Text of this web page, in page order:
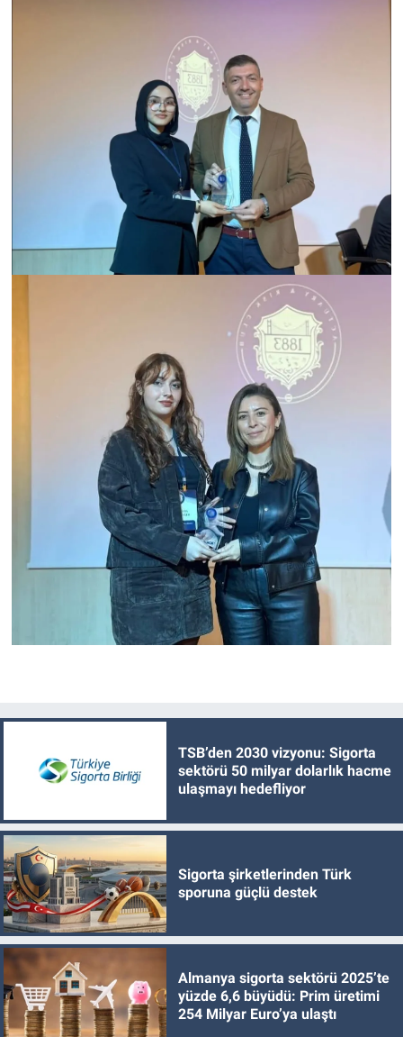
TSB’den 2030 vizyonu: Sigorta
sektörü 50 milyar dolarlık hacme
ulaşmayı hedefliyor
Sigorta şirketlerinden Türk
sporuna güçlü destek
Almanya sigorta sektörü 2025’te
yüzde 6,6 büyüdü: Prim üretimi
254 Milyar Euro’ya ulaştı